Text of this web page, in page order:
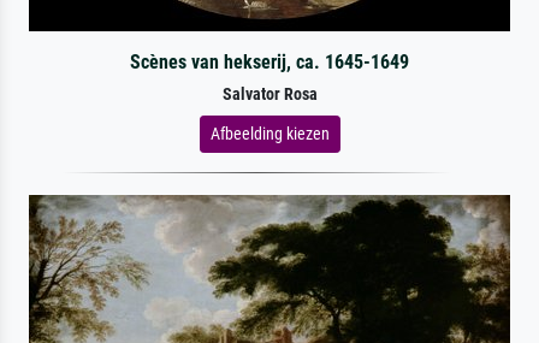
Scènes van hekserij, ca. 1645-1649
Salvator Rosa
Afbeelding kiezen